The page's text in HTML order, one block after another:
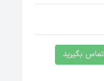
تماس بگیرید